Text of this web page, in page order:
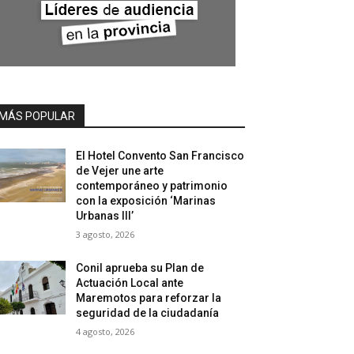
POPULAR
El Hotel Convento San Francisco
de Vejer une arte
contemporáneo y patrimonio
con la exposición ‘Marinas
Urbanas III’
3 agosto, 2026
Conil aprueba su Plan de
Actuación Local ante
Maremotos para reforzar la
seguridad de la ciudadanía
4 agosto, 2026